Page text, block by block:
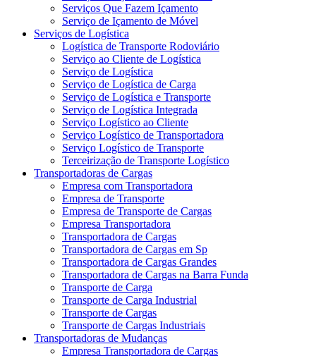
Serviços Que Fazem Içamento
Serviço de Içamento de Móvel
Serviços de Logística
Logística de Transporte Rodoviário
Serviço ao Cliente de Logística
Serviço de Logística
Serviço de Logística de Carga
Serviço de Logística e Transporte
Serviço de Logística Integrada
Serviço Logístico ao Cliente
Serviço Logístico de Transportadora
Serviço Logístico de Transporte
Terceirização de Transporte Logístico
Transportadoras de Cargas
Empresa com Transportadora
Empresa de Transporte
Empresa de Transporte de Cargas
Empresa Transportadora
Transportadora de Cargas
Transportadora de Cargas em Sp
Transportadora de Cargas Grandes
Transportadora de Cargas na Barra Funda
Transporte de Carga
Transporte de Carga Industrial
Transporte de Cargas
Transporte de Cargas Industriais
Transportadoras de Mudanças
Empresa Transportadora de Cargas